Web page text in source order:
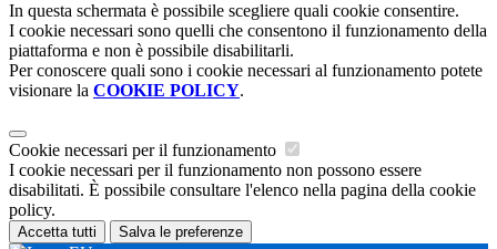
In questa schermata è possibile scegliere quali cookie consentire.
I cookie necessari sono quelli che consentono il funzionamento della
piattaforma e non è possibile disabilitarli.
Per conoscere quali sono i cookie necessari al funzionamento potete
visionare la COOKIE POLICY.
Cookie necessari per il funzionamento
I cookie necessari per il funzionamento non possono essere
disabilitati. È possibile consultare l'elenco nella pagina della cookie
policy.
Accetta tutti Salva le preferenze